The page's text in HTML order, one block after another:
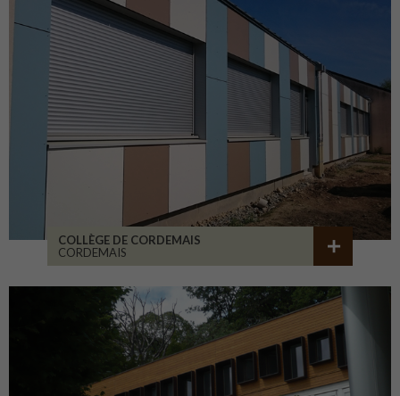
COLLÈGE DE CORDEMAIS
CORDEMAIS